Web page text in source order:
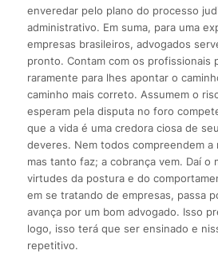
enveredar pelo plano do processo
administrativo. Em suma, para uma
empresas brasileiros, advogados
pronto. Contam com os profissionais
raramente para lhes apontar o
caminho mais correto. Assumem o
esperam pela disputa no foro
que a vida é uma credora ciosa de
deveres. Nem todos compreendem a
mas tanto faz; a cobrança vem. Daí o
virtudes da postura e do
em se tratando de empresas, passa
avança por um bom advogado. Isso
logo, isso terá que ser ensinado e
repetitivo.